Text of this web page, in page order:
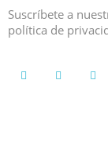
Suscríbete a
política de